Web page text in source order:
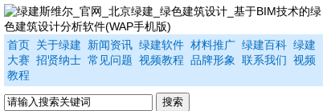
首页 关于绿建 新闻资讯 绿建软件 材料推广 绿建百科 绿建
大赛 招贤纳士 常见问题 视频教程 品牌形象 联系我们 视频
教程